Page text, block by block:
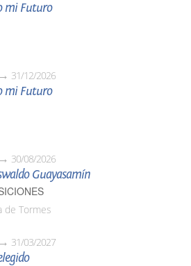
mi Futuro
31/12/2026
mi Futuro
30/08/2026
Guayasamín
de Tormes
31/03/2027